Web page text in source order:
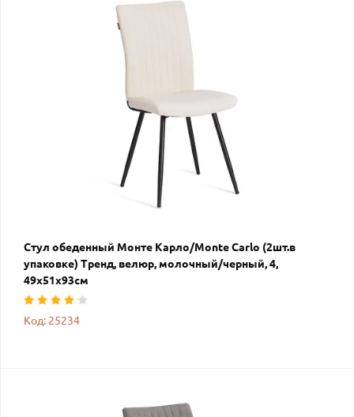
Стул обеденный Монте Карло/Monte Carlo (2шт.в
упаковке) Тренд, велюр, молочный/черный, 4,
49х51х93см
Код: 25234